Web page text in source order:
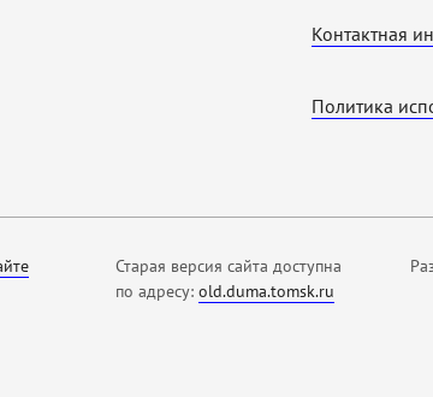
Контактная
Политика
Старая версия сайта доступна
по адресу: old.duma.tomsk.ru